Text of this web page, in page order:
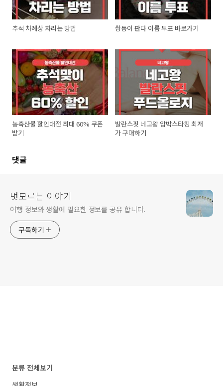
추석 차례상 차리는 방법 쌍둥이 판다 이름 투표 바로가기
농축산물 할인대전 최대 60% 쿠폰
받기
발란스핏 네고왕 압박스타킹 최저
가 구매하기
댓글
멋모르는 이야기
여행 정보와 생활에 필요한 정보를 공유 합니다.
구독하기
분류 전체보기